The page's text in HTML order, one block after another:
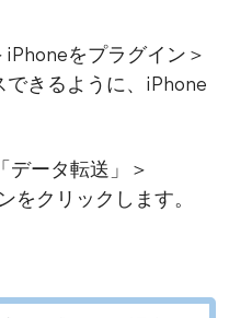
iPhoneをプラグイン＞
きるように、iPhone
データ転送」＞
をクリックします。